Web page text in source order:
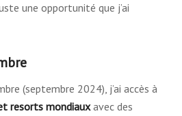
une opportunité que j’ai
(septembre 2024), j’ai accès à
resorts mondiauxavec des